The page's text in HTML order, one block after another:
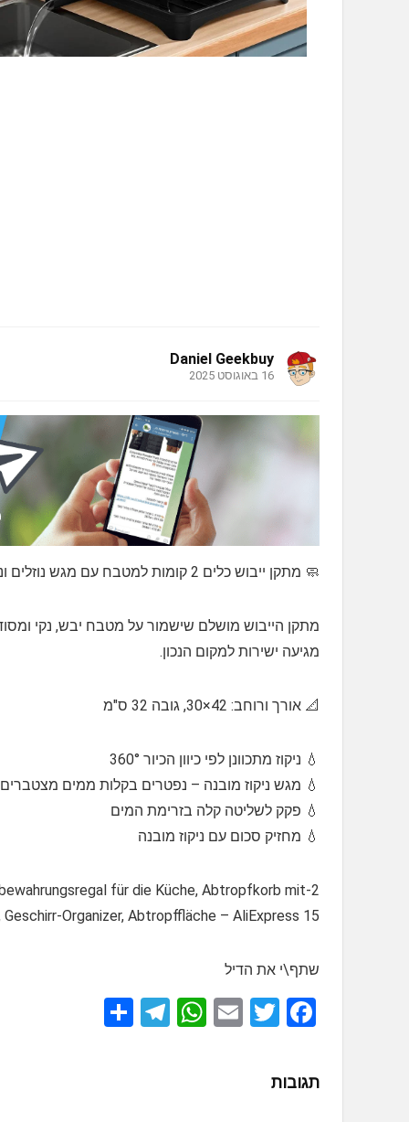
Daniel Geekbuy
16 באוגוסט 2025
🧼 מתקן ייבוש כלים 2 קומות למטבח עם מגש נוזלים וניקוז 360° 🧼
מתקן הייבוש מושלם שישמור על מטבח יבש, נקי
מגיעה ישירות למקום הנכון.
📐 אורך ורוחב: 42×30, גובה 32 ס"מ
💧 ניקוז מתכוונן לפי כיוון הכיור 360°
💧 מגש ניקוז מובנה – נפטרים בקלות ממים
💧 פקק לשליטה קלה בזרימת המים
💧 מחזיק סכום עם ניקוז מובנה
für die Küche, Abtropfkorb mit
Organizer, Abtropffläche – AliExpress 15
שתף\י את הדיל
F
ce
b
T
E
W
T
תגובות